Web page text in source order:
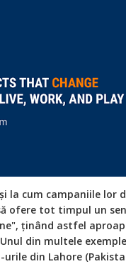
la cum campaniile lor
ofere tot timpul un
ținând astfel
din multele
din Lahore